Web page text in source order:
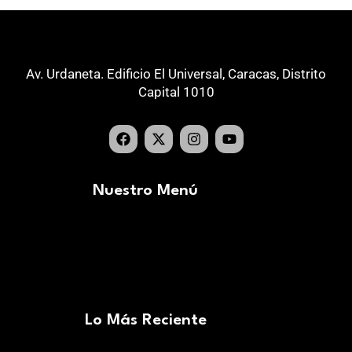
Av. Urdaneta. Edificio El Universal, Caracas, Distrito
Capital 1010
Nuestro Menú
Lo Más Reciente